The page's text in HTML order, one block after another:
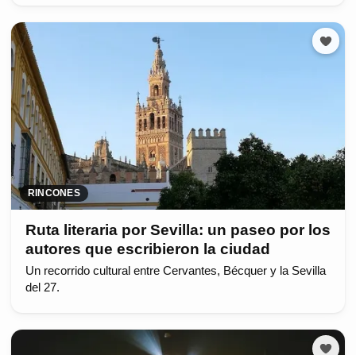
RINCONES
Ruta literaria por Sevilla: un paseo por los
autores que escribieron la ciudad
Un recorrido cultural entre Cervantes, Bécquer y la Sevilla
del 27.